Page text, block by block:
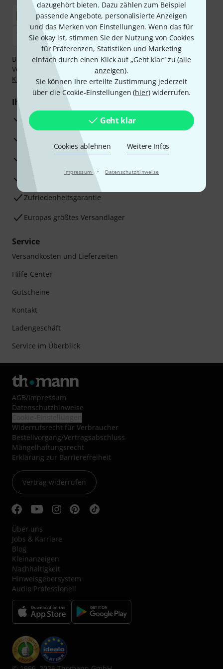
dazugehört bieten. Dazu zählen zum Beispiel
passende Angebote, personalisierte Anzeigen
und das Merken von Einstellungen. Wenn das für
Sie okay ist, stimmen Sie der Nutzung von Cookies
für Präferenzen, Statistiken und Marketing
einfach durch einen Klick auf „Geht klar“ zu (alle
anzeigen).
Sie können Ihre erteilte Zustimmung jederzeit
über die Cookie-Einstellungen (hier) widerrufen.
Geht klar
Cookies ablehnen Weitere Infos
Impressum · Datenschutzhinweise
Bezahlen Sie vertraulich und sicher per Nachnahme,
Vorkasse, PayPal, Amazon Pay,Klarna Sofort bezahlen
Klarna Ratenzahlungoder Kreditkarte.
Ihre Vorteile
3 Jahre Thomann Garantie
30 Tage Money-Back-Garantie
Reparaturservice
Beratung durch Fachexperten
Zufriedenheitsgarantie
Europas größtes Versandlager
Service
Versandkosten und Lieferzeiten
Hilfe-Center
Gutscheine
Kontakt
Ladengeschäft
Service im Überblick
AGB/Impressum
Datenschutzhinweise
Widerrufsrecht für Verbraucher
Bestellvorgang/Vertragsabschluss
Mängelhaftungsrecht
Erklärung zur Barrierefreiheit
Vertrag widerrufen
Über uns
Jobs & Karriere
Blog
Kleinanzeigen
Nachhaltigkeit
Hinweisgebersystem
Audio Professionell